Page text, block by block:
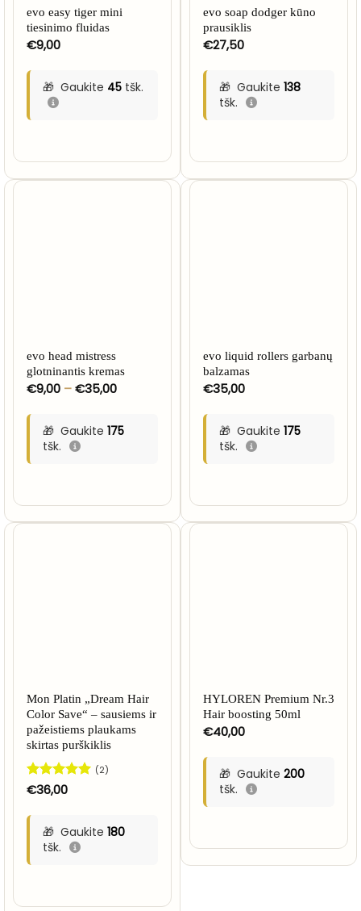
evo easy tiger mini
tiesinimo fluidas
€9,00
Gaukite 45tšk.
evo soap dodger kūno
prausiklis
€27,50
Gaukite 138
tšk.
evo head mistress
glotninantis kremas
€9,00 – €35,00Price
through
€35,00
Gaukite 175
tšk.
evo liquid rollers garbanų
balzamas
€35,00
Gaukite 175
tšk.
Mon Platin „Dream Hair
Color Save“ – sausiems ir
pažeistiems plaukams
skirtas purškiklis
Įvertinimas:
(2)
€36,00
Gaukite 180
tšk.
HYLOREN Premium Nr.3
Hair boosting 50ml
€40,00
Gaukite 200
tšk.